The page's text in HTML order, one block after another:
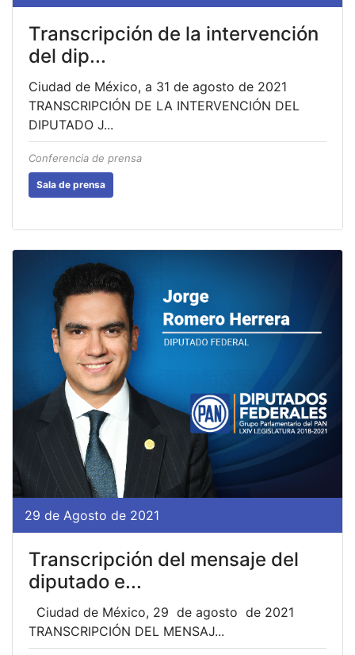
Transcripción de la intervención
del dip...
Ciudad de México, a 31 de agosto de 2021
TRANSCRIPCIÓN DE LA INTERVENCIÓN DEL
DIPUTADO J...
Conferencia de prensa
Sala de prensa
29 de Agosto de 2021
Transcripción del mensaje del
diputado e...
Ciudad de México, 29 de agosto de 2021
TRANSCRIPCIÓN DEL MENSAJ...